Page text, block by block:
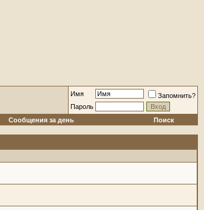
Имя
Запомнить?
Пароль
Сообщения за день Поиск